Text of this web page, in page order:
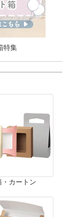
特集
・カートン